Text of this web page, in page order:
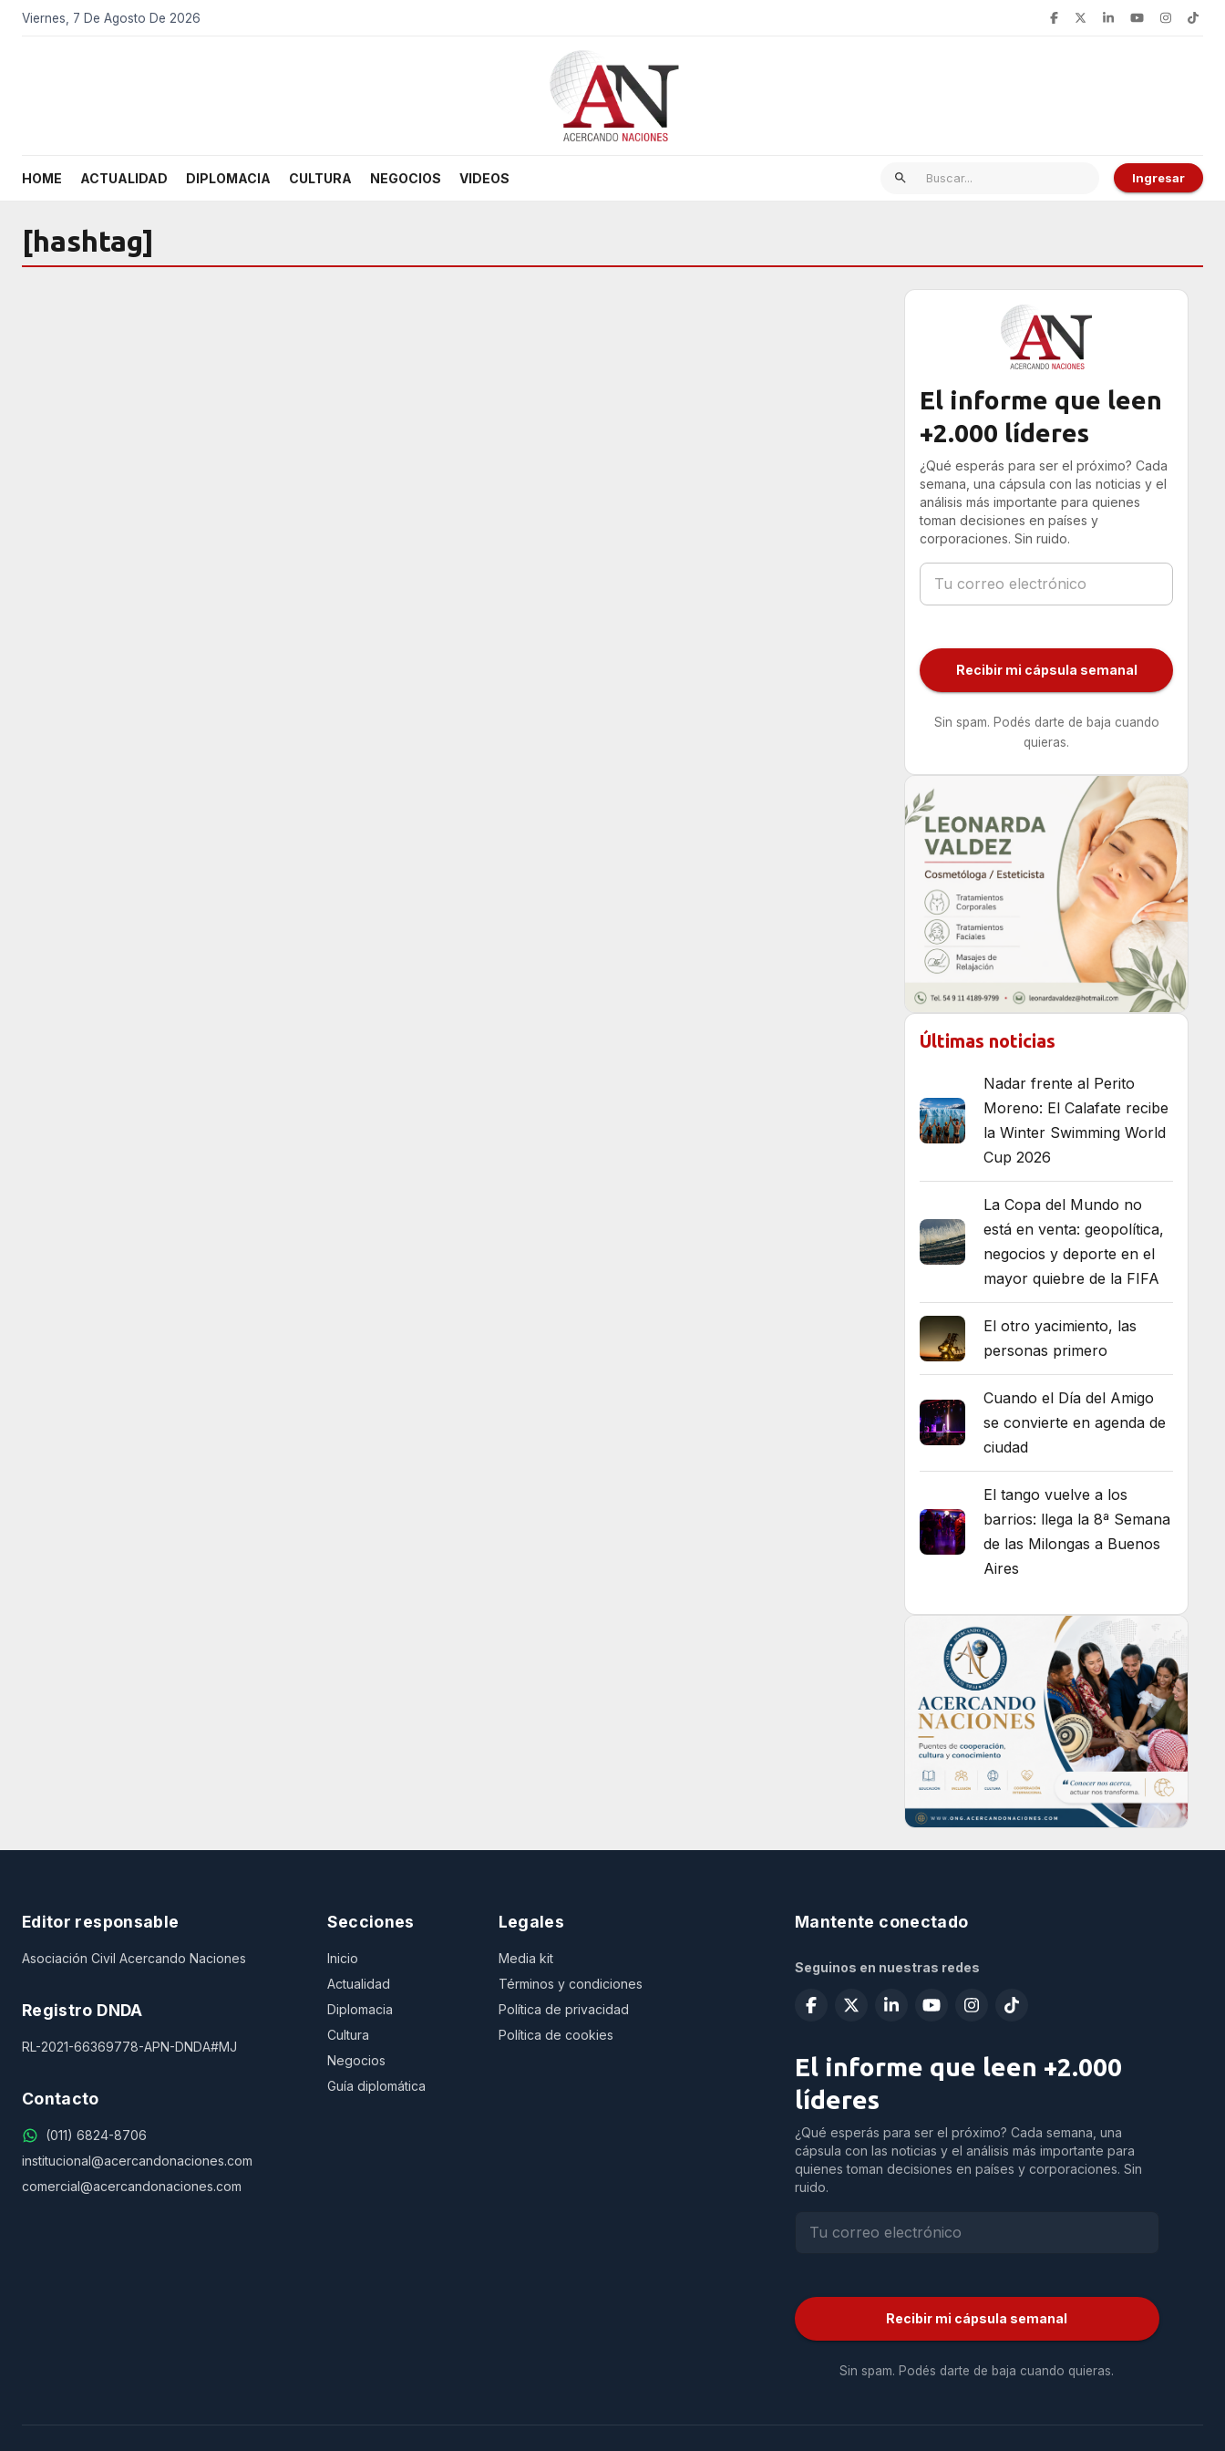
Viernes, 7 De Agosto De 2026
HOME ACTUALIDAD DIPLOMACIA CULTURA NEGOCIOS VIDEOS Ingresar
[hashtag]
El informe que leen
+2.000 líderes
¿Qué esperás para ser el próximo? Cada
semana, una cápsula con las noticias y el
análisis más importante para quienes
toman decisiones en países y
corporaciones. Sin ruido.
Recibir mi cápsula semanal
Sin spam. Podés darte de baja cuando
quieras.
Últimas noticias
Nadar frente al Perito
Moreno: El Calafate recibe
la Winter Swimming World
Cup 2026
La Copa del Mundo no
está en venta: geopolítica,
negocios y deporte en el
mayor quiebre de la FIFA
El otro yacimiento, las
personas primero
Cuando el Día del Amigo
se convierte en agenda de
ciudad
El tango vuelve a los
barrios: llega la 8ª Semana
de las Milongas a Buenos
Aires
Editor responsable
Asociación Civil Acercando Naciones
Registro DNDA
RL-2021-66369778-APN-DNDA#MJ
Contacto
(011) 6824-8706
institucional@acercandonaciones.com
comercial@acercandonaciones.com
Secciones
Inicio
Actualidad
Diplomacia
Cultura
Negocios
Guía diplomática
Legales
Media kit
Términos y condiciones
Política de privacidad
Política de cookies
Mantente conectado
Seguinos en nuestras redes
El informe que leen +2.000
líderes
¿Qué esperás para ser el próximo? Cada semana, una
cápsula con las noticias y el análisis más importante para
quienes toman decisiones en países y corporaciones. Sin
ruido.
Recibir mi cápsula semanal
Sin spam. Podés darte de baja cuando quieras.